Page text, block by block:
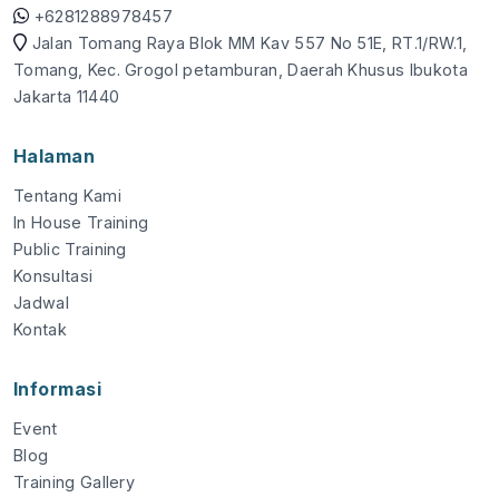
+6281288978457
Jalan Tomang Raya Blok MM Kav 557 No 51E, RT.1/RW.1,
Tomang, Kec. Grogol petamburan, Daerah Khusus Ibukota
Jakarta 11440
Halaman
Tentang Kami
In House Training
Public Training
Konsultasi
Jadwal
Kontak
Informasi
Event
Blog
Training Gallery